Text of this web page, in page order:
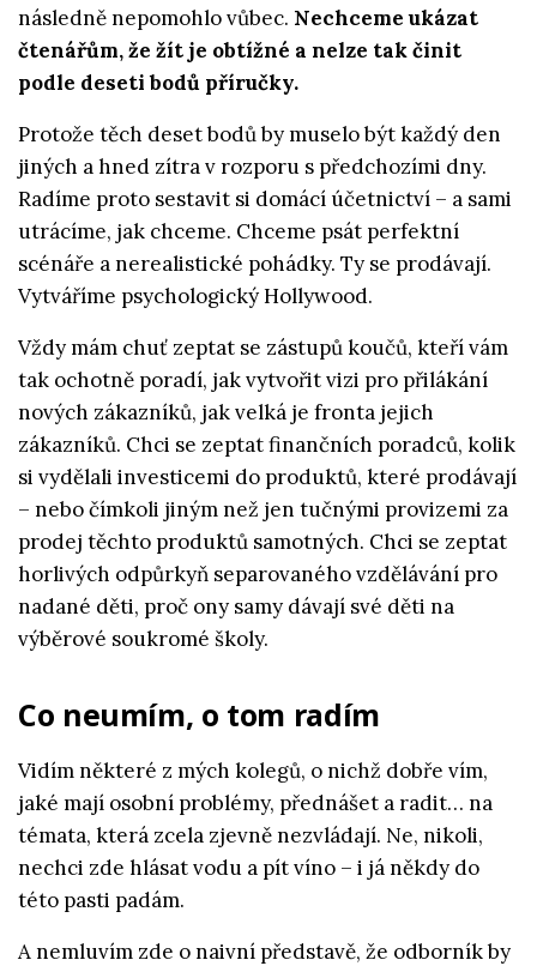
následně nepomohlo vůbec. Nechceme ukázat
čtenářům, že žít je obtížné a nelze tak činit
podle deseti bodů příručky.
Protože těch deset bodů by muselo být každý den
jiných a hned zítra v rozporu s předchozími dny.
Radíme proto sestavit si domácí účetnictví – a sami
utrácíme, jak chceme. Chceme psát perfektní
scénáře a nerealistické pohádky. Ty se prodávají.
Vytváříme psychologický Hollywood.
Vždy mám chuť zeptat se zástupů koučů, kteří vám
tak ochotně poradí, jak vytvořit vizi pro přilákání
nových zákazníků, jak velká je fronta jejich
zákazníků. Chci se zeptat finančních poradců, kolik
si vydělali investicemi do produktů, které prodávají
– nebo čímkoli jiným než jen tučnými provizemi za
prodej těchto produktů samotných. Chci se zeptat
horlivých odpůrkyň separovaného vzdělávání pro
nadané děti, proč ony samy dávají své děti na
výběrové soukromé školy.
Co neumím, o tom radím
Vidím některé z mých kolegů, o nichž dobře vím,
jaké mají osobní problémy, přednášet a radit… na
témata, která zcela zjevně nezvládají. Ne, nikoli,
nechci zde hlásat vodu a pít víno – i já někdy do
této pasti padám.
A nemluvím zde o naivní představě, že odborník by